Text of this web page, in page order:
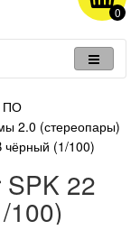
0
ПО
2.0 (стереопары)
чёрный (1/100)
SPK 22
100)